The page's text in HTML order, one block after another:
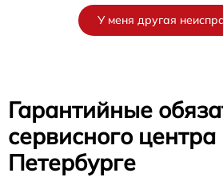
У меня другая
Гарантийные
сервисного
Петербурге